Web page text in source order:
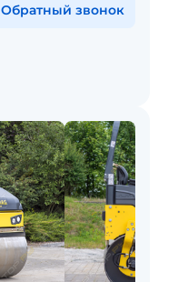
Обратный звонок